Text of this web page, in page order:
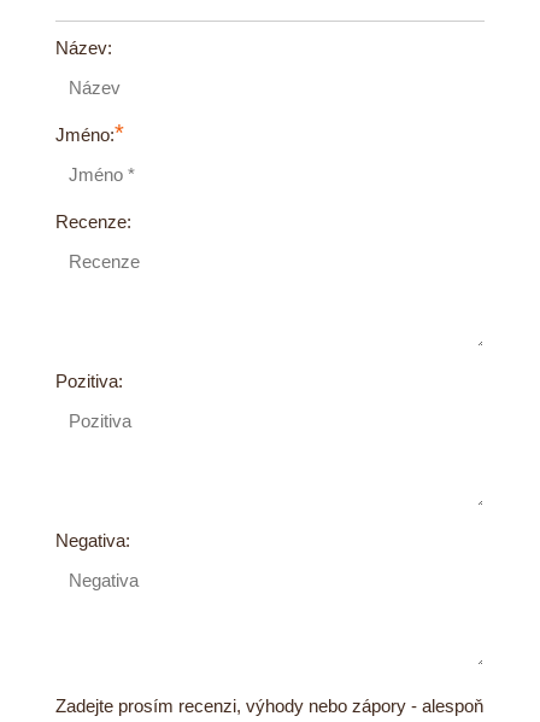
Název:
Jméno:*
Recenze:
Pozitiva:
Negativa:
Zadejte prosím recenzi, výhody nebo zápory - alespoň